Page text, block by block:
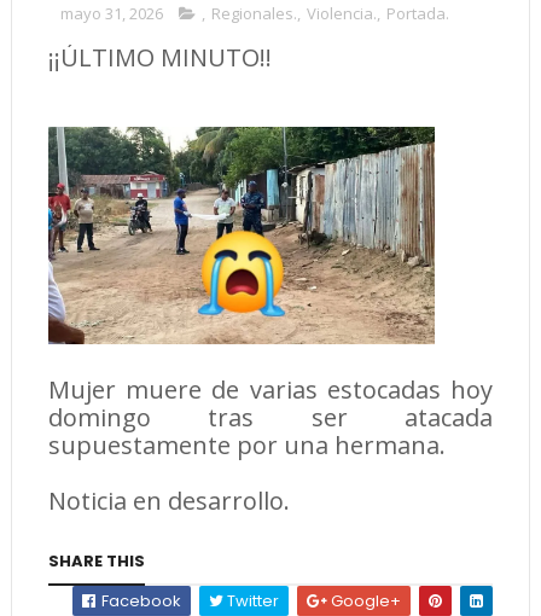
mayo 31, 2026 , Regionales., Violencia., Portada.
¡¡ÚLTIMO MINUTO!!
Mujer muere de varias estocadas hoy
domingo tras ser atacada
supuestamente por una hermana.
Noticia en desarrollo.
SHARE THIS
Facebook
Twitter Google+